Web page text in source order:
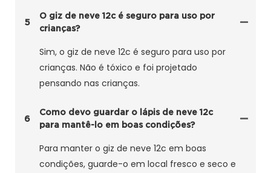
5
O giz de neve 12c é seguro para uso por
crianças?
Sim, o giz de neve 12c é seguro para uso por
crianças. Não é tóxico e foi projetado
pensando nas crianças.
6
Como devo guardar o lápis de neve 12c
para mantê-lo em boas condições?
Para manter o giz de neve 12c em boas
condições, guarde-o em local fresco e seco e